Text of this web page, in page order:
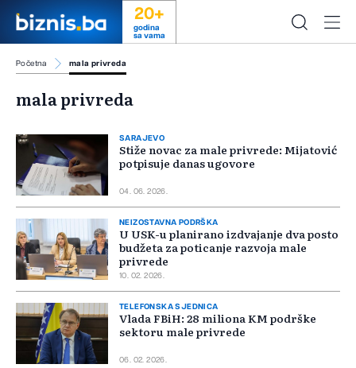
20+
godina
sa vama
Početna mala privreda
mala privreda
SARAJEVO
Stiže novac za male privrede: Mijatović
potpisuje danas ugovore
04. 06. 2026.
NEIZOSTAVNA PODRŠKA
U USK-u planirano izdvajanje dva posto
budžeta za poticanje razvoja male
privrede
10. 02. 2026.
TELEFONSKA SJEDNICA
Vlada FBiH: 28 miliona KM podrške
sektoru male privrede
06. 02. 2026.